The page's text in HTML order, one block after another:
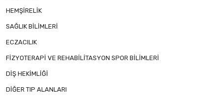
HEMŞİRELİK
SAĞLIK BİLİMLERİ
ECZACILIK
FİZYOTERAPİ VE REHABİLİTASYON SPOR BİLİMLERİ
DİŞ HEKİMLİĞİ
DİĞER TIP ALANLARI